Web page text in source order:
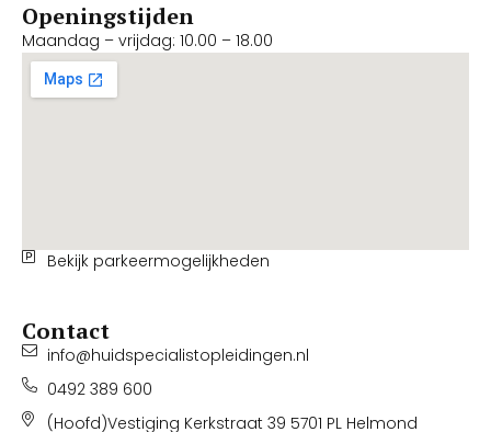
Openingstijden
Maandag – vrijdag: 10.00 – 18.00
Bekijk parkeermogelijkheden
Contact
info@huidspecialistopleidingen.nl
0492 389 600
(Hoofd)Vestiging Kerkstraat 39 5701 PL Helmond